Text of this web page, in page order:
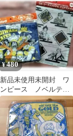
¥480
新品未使用未開封 ワ
ンピース ノベルティ
グッズセット クリア
ファイル バッグ